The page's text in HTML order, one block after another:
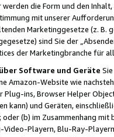
die Form und den
mit unserer
Marketinggesetze (z. B.
sind Sie der
der Marketingbranche für
Software und Geräte
Amazon-Website wie
ins, Browser Helper
kann) und Geräten,
oder (b) im Zusammenhang
Playern, Blu-Ray-